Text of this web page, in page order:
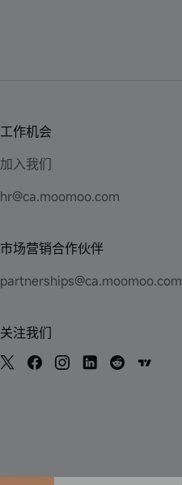
工作机会
加入我们
hr@ca.moomoo.com
市场营销合作伙伴
partnerships@ca.moomoo.com
关注我们